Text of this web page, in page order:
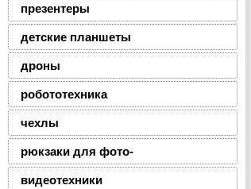
презентеры
детские планшеты
дроны
робототехника
чехлы
рюкзаки для фото-
видеотехники